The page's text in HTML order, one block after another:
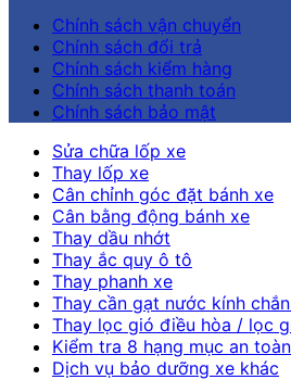
Chính sách vận chuyển
Chính sách đổi trả
Chính sách kiểm hàng
Chính sách thanh toán
Chính sách bảo mật
Sửa chữa lốp xe
Thay lốp xe
Cân chỉnh góc đặt bánh xe
Cân bằng động bánh xe
Thay dầu nhớt
Thay ắc quy ô tô
Thay phanh xe
Thay cần gạt nước kính
Thay lọc gió điều hòa / lọc
Kiểm tra 8 hạng mục an
Dịch vụ bảo dưỡng xe khác